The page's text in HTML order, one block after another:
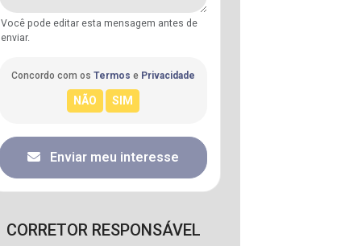
Você pode editar esta mensagem antes de
enviar.
Concordo com os Termos e Privacidade
Enviar meu interesse
CORRETOR RESPONSÁVEL